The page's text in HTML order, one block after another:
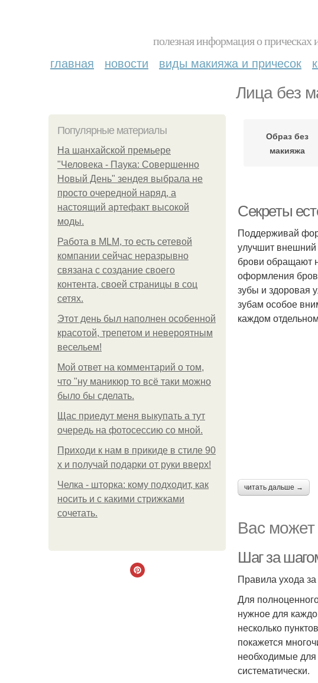
полезная информация о прическах
главная новости виды макияжа и причесок
Лица без
Популярные материалы
На шанхайской премьере
"Человека - Паука: Совершенно
Новый День" зендея выбрала не
просто очередной наряд, а
настоящий артефакт высокой
моды.
Работа в MLM, то есть сетевой
компании сейчас неразрывно
связана с создание своего
контента, своей страницы в соц
сетях.
Этот день был наполнен особенной
красотой, трепетом и невероятным
весельем!
Мой ответ на комментарий о том,
что "ну маникюр то всё таки можно
было бы сделать.
Щас приедут меня выкупать а тут
очередь на фотосессию со мной.
Приходи к нам в прикиде в стиле 90
х и получай подарки от руки вверх!
Челка - шторка: кому подходит, как
носить и с какими стрижками
сочетать.
Образ без
макияжа
Секреты
Поддерживай
улучшит внешний
брови обращают
оформления
зубы и здоровая
зубам особое
каждом
читать дальше →
Вас может
Шаг за
Правила ухода
Для
нужное для
несколько
покажется
необходимые
систематически.